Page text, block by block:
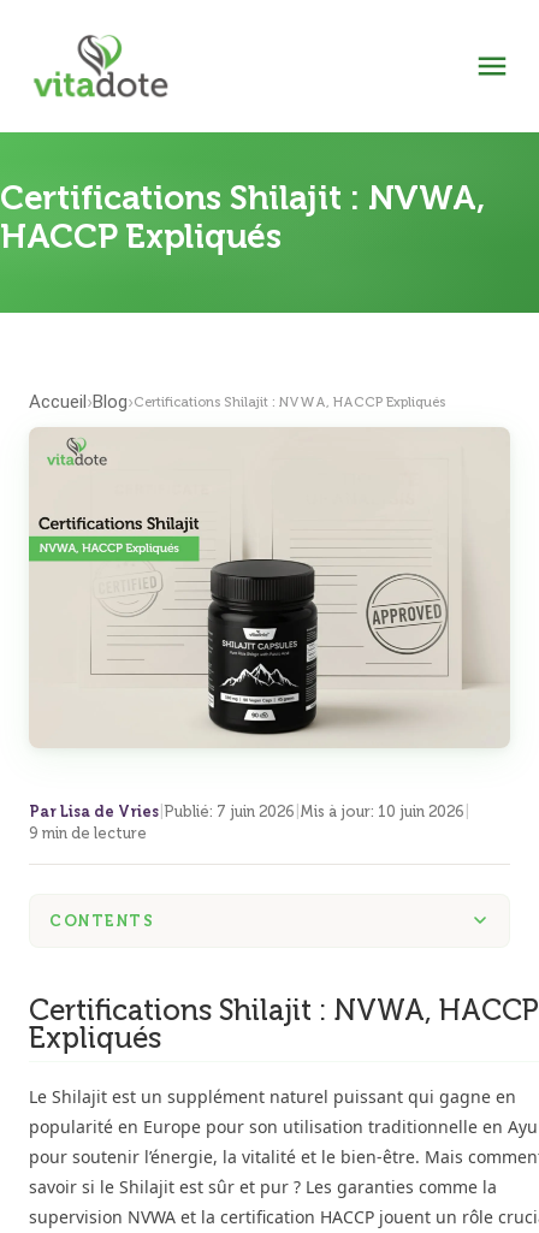
Certifications Shilajit : NVWA,
HACCP Expliqués
Accueil›Blog›Certifications Shilajit : NVWA, HACCP Expliqués
Par Lisa de Vries Publié: 7 juin 2026 Mis à jour: 10 juin 2026
9 min de lecture
CONTENTS
Certifications Shilajit : NVWA, HACCP
Expliqués
Le Shilajit est un supplément naturel puissant qui gagne en
popularité en Europe pour son utilisation traditionnelle en
pour soutenir l’énergie, la vitalité et le bien-être. Mais
savoir si le Shilajit est sûr et pur ? Les garanties comme la
supervision NVWA et la certification HACCP jouent un rôle